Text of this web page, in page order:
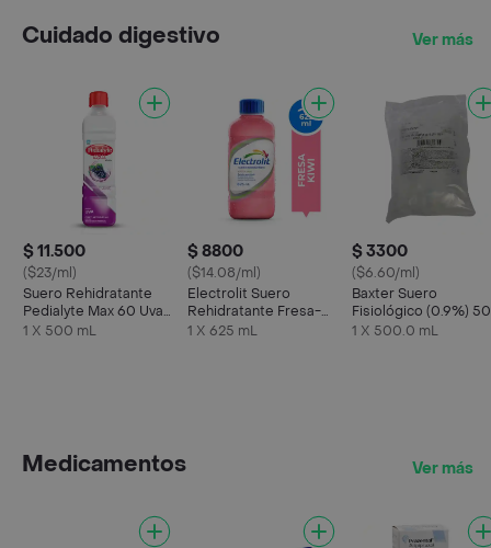
Cuidado digestivo Ver más
$ 11.500
($23/ml)
Suero Rehidratante
Pedialyte Max 60 Uva
Frasco 500 mL
1 X 500 mL
$ 8800
($14.08/ml)
Electrolit Suero
Rehidratante Fresa-
Kiwi
1 X 625 mL
$ 3300
($6.60/ml)
Baxter Suero
Fisiológico (0.9%)
mL
1 X 500.0 mL
Medicamentos Ver más